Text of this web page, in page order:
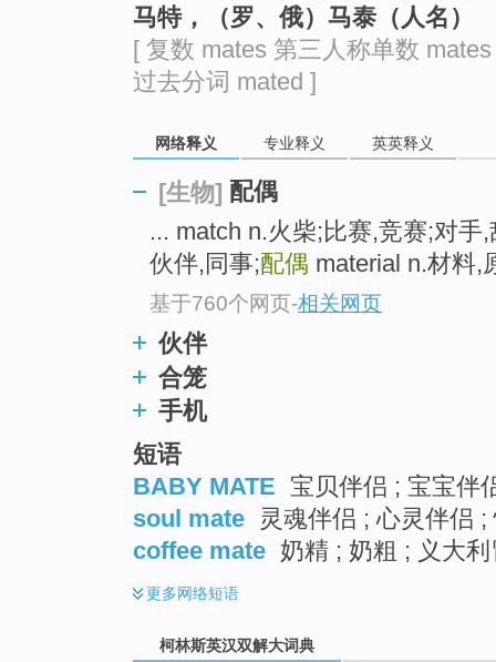
马特，（罗、俄）马泰（人名）
[ 复数 mates 第三人称单数
过去分词 mated ]
网络释义 专业释义 英英释义
[生物] 配偶
... match n.火柴;比赛,竞赛;对
伙伴,同事;配偶 material n.材料,
基于760个网页-相关网页
伙伴
合笼
手机
短语
BABY MATE 宝贝伴侣 ; 宝宝伴
soul mate 灵魂伴侣 ; 心灵伴侣
coffee mate 奶精 ; 奶粗 ; 义大
更多网络短语
柯林斯英汉双解大词典